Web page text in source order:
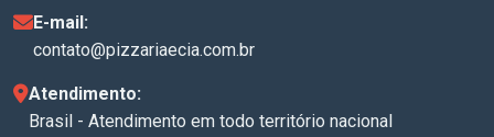
E-mail:
contato@pizzariaecia.com.br
Atendimento:
Brasil - Atendimento em todo território nacional